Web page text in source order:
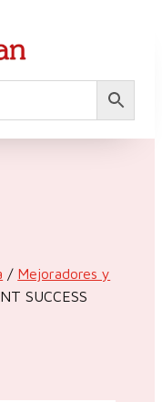
/ Mejoradores y
SUCCESS